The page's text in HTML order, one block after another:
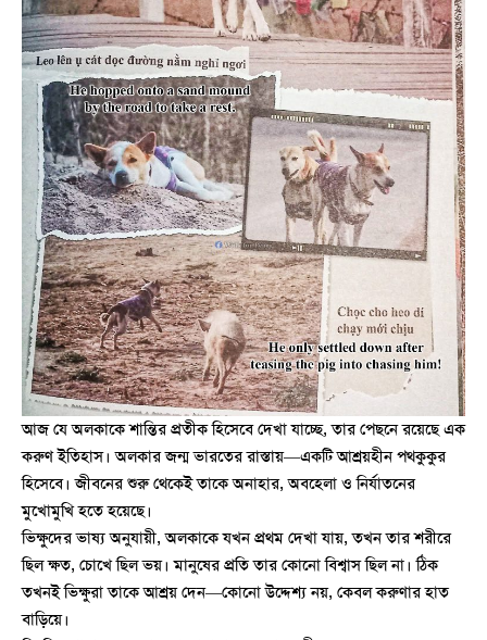
আজ যে অলকাকে শান্তির প্রতীক হিসেবে দেখা যাচ্ছে, তার পেছনে রয়েছে এক
করুণ ইতিহাস। অলকার জন্ম ভারতের রাস্তায়—একটি আশ্রয়হীন পথকুকুর
হিসেবে। জীবনের শুরু থেকেই তাকে অনাহার, অবহেলা ও নির্যাতনের
মুখোমুখি হতে হয়েছে।
ভিক্ষুদের ভাষ্য অনুযায়ী, অলকাকে যখন প্রথম দেখা যায়, তখন তার শরীরে
ছিল ক্ষত, চোখে ছিল ভয়। মানুষের প্রতি তার কোনো বিশ্বাস ছিল না। ঠিক
তখনই ভিক্ষুরা তাকে আশ্রয় দেন—কোনো উদ্দেশ্য নয়, কেবল করুণার হাত
বাড়িয়ে।